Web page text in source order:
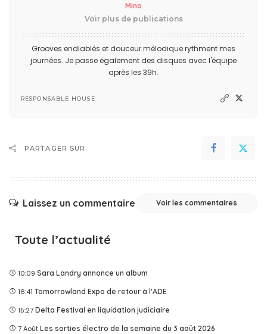
Mino
Voir plus de publications
Grooves endiablés et douceur mélodique rythment mes
journées. Je passe également des disques avec l'équipe
après les 39h.
RESPONSABLE HOUSE
PARTAGER SUR
Laissez un commentaire Voir les commentaires
Toute l’actualité
10:09 Sara Landry annonce un album
16:41 Tomorrowland Expo de retour à l'ADE
15:27 Delta Festival en liquidation judiciaire
7 Août Les sorties électro de la semaine du 3 août 2026